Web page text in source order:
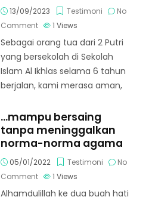
13/09/2023 Testimoni
No
Comment
1Views
Sebagai orang tua dari 2 Putri
yang bersekolah di Sekolah
Islam Al Ikhlas selama 6 tahun
berjalan, kami merasa aman,
…mampu bersaing
tanpa meninggalkan
norma-norma agama
05/01/2022 Testimoni
No
Comment
1Views
Alhamdulillah ke dua buah hati